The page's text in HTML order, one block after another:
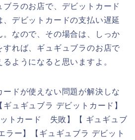
ラのお店で、デビットカード
、デビットカードの支払い遅延
。なので、その場合は、しっか
すれば、ギュギュブラのお店で
ようになると思いますよ。
ードが使えない問題が解決しな
ュギュブラ デビットカード】
ットカード 失敗】【 ギュギュブ
ー】【ギュギュブラ デビット